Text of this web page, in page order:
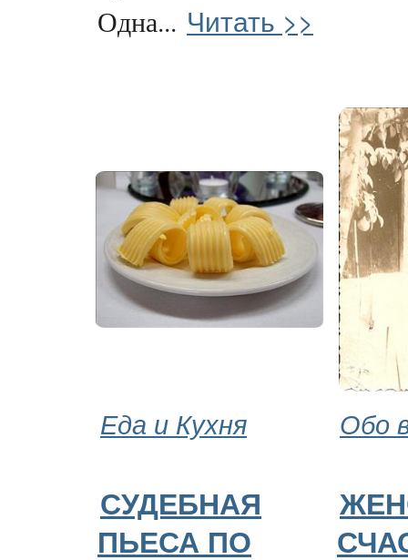
Одна... Читать >>
Еда и Кухня Обо
СУДЕБНАЯ
ПЬЕСА ПО